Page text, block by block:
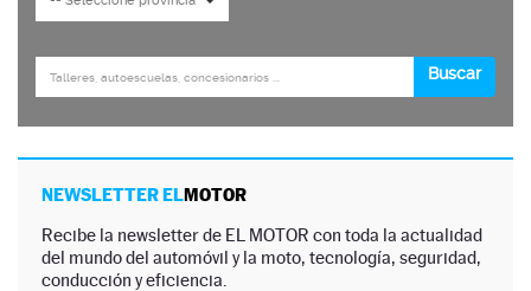
NEWSLETTER ELMOTOR
Recibe la newsletter de EL MOTOR con toda la actualidad
del mundo del automóvil y la moto, tecnología, seguridad,
conducción y eficiencia.